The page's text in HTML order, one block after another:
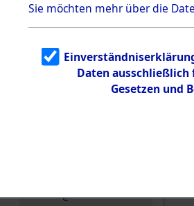
en
5.3.2
g
5.3.3
Todesmärsch
e
Sie möchten mehr über die
Daten
Gesetzen und